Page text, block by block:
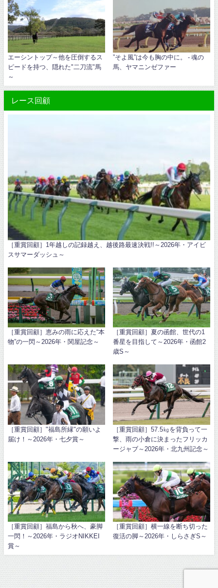
エーシントップ～他を圧倒するス
ピードを持つ、隠れた"二刀流"馬
～
”そよ風”は今も胸の中に。 - 魂の
馬、ヤマニンゼファー
レース回顧
［重賞回顧］1年越しの記録越え、越後路最速決戦!!～2026年・アイビ
スサマーダッシュ～
［重賞回顧］恵みの雨に応えた“本
物”の一閃～2026年・関屋記念～
［重賞回顧］夏の函館、世代の1
番星を目指して～2026年・函館2
歳S～
［重賞回顧］"福島所縁"の願いよ
届け！～2026年・七夕賞～
［重賞回顧］57.5㎏を背負って一
撃、雨の小倉に決まったフリッカ
ージャブ～2026年・北九州記念～
［重賞回顧］福島から秋へ、豪脚
一閃！～2026年・ラジオNIKKEI
賞～
［重賞回顧］横一線を断ち切った
復活の脚～2026年・しらさぎS～